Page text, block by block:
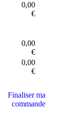
0,00
€
0,00
€
0,00
€
Finaliser ma
commande